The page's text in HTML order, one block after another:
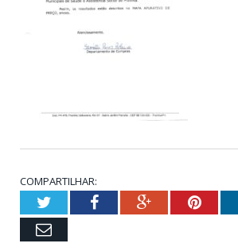
COMPARTILHAR:
TwitterFacebookGoogle+
Email